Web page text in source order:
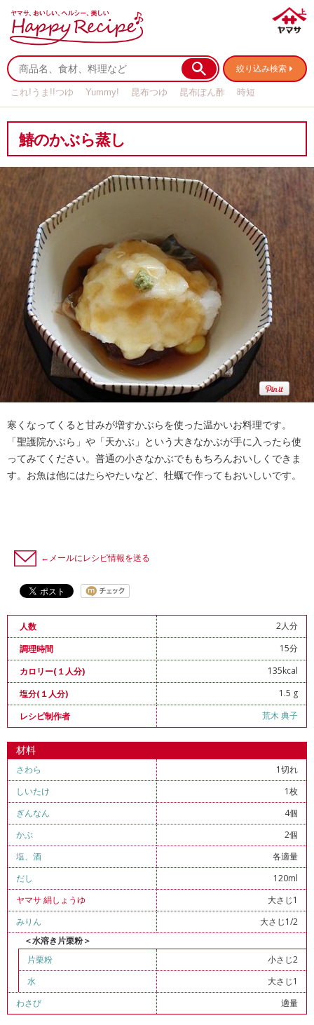
絞り込み検索
これ!うま!!つゆ Yummy! 昆布つゆ 昆布ぽん酢
時短
鰆のかぶら蒸し
寒くなってくると甘みが増すかぶらを使った温かいお料理です。
「聖護院かぶら」や「天かぶ」という大きなかぶが手に入ったら使
ってみてください。普通の小さなかぶでももちろんおいしくできま
す。お魚は他にはたらやたいなど、牡蠣で作ってもおいしいです。
←メールにレシピ情報を送る
人数
2人分
調理時間
15分
カロリー(１人分)
135kcal
塩分(１人分)
1.5 g
レシピ制作者
荒木 典子
材料
さわら
1切れ
しいたけ
1枚
ぎんなん
4個
かぶ
2個
塩、 酒
各適量
だし
120ml
ヤマサ 絹しょうゆ
大さじ1
みりん
大さじ1/2
＜水溶き片栗粉＞
片栗粉
小さじ2
水
大さじ1
わさび
適量